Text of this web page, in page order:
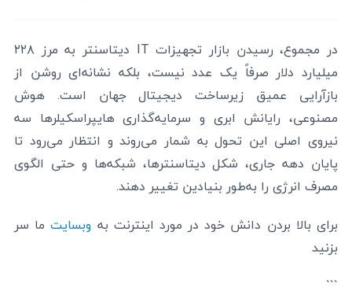
در مجموع، رسیدن بازار تجهیزات IT دیتاسنتر به مرز ۲۲۸
میلیارد دلار صرفاً یک عدد نیست، بلکه نشانه‌ای روشن از
بازآرایی عمیق زیرساخت دیجیتال جهان است. هوش
مصنوعی، رایانش ابری و سرمایه‌گذاری هایپراسکیلرها سه
نیروی اصلی این تحول به شمار می‌روند و انتظار می‌رود تا
پایان دهه جاری، شکل دیتاسنترها، شبکه‌ها و حتی الگوی
مصرف انرژی را به‌طور بنیادین تغییر دهند.
برای بالا بردن دانش خود در مورد اینترنت به وبسایتما سر
بزنید
```